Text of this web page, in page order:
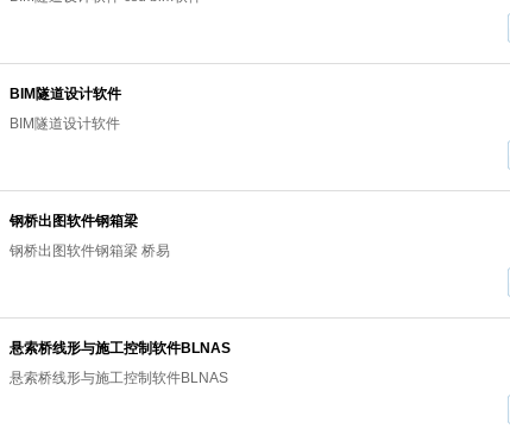
BIM隧道设计软件
BIM隧道设计软件
钢桥出图软件钢箱梁
钢桥出图软件钢箱梁 桥易
悬索桥线形与施工控制软件BLNAS
悬索桥线形与施工控制软件BLNAS